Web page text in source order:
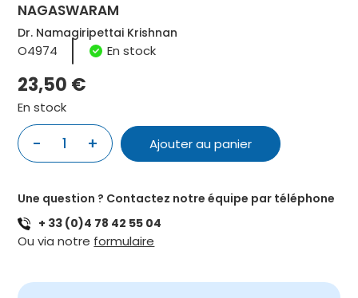
NAGASWARAM
Dr. Namagiripettai Krishnan
O4974 En stock
23,50 €
En stock
-
quantité
INDE
-
HAUNTING
OF
1 + Ajouter au panier
Une question ? Contactez notre équipe par téléphone
+ 33 (0)4 78 42 55 04
Ou via notre formulaire